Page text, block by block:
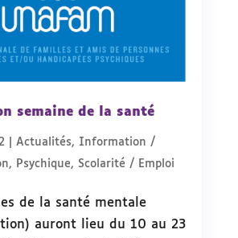
semaine de la santé
| Actualités, Information /
, Psychique, Scolarité / Emploi
de la santé mentale
auront lieu du 10 au 23